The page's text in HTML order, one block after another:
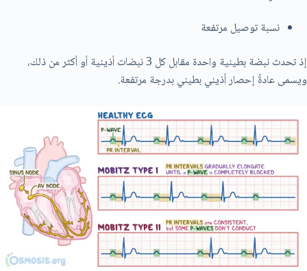
نسبة توصيل مرتفعة
إذ تحدث نبضة بطينية واحدة مقابل كل 3 نبضات أذينية أو أكثر من ذلك،
ويسمى عادةً إحصار أذيني بطيني بدرجة مرتفعة.